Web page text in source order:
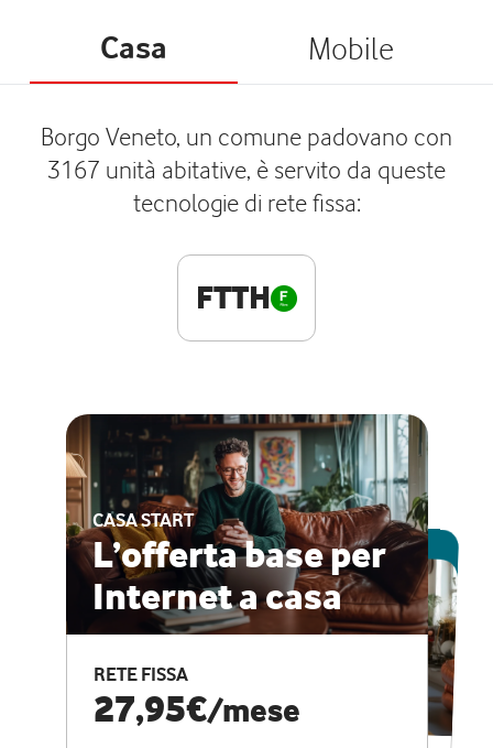
Casa Mobile
Borgo Veneto, un comune padovano con
3167 unità abitative, è servito da queste
tecnologie di rete fissa:
FTTH
CASA START
L’offerta base per
Internet a casa
RETE FISSA
27,95€/mese
ESCLUSIVA ONLINE
CASA PRO
Internet veloce e
vantaggi speciali